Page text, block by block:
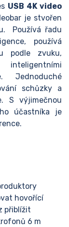
USB 4K video
je stvořen
Používá řadu
používá
podle zvuku,
Jednoduché
schůzky a
S výjimečnou
účastníka je
hovořící
přiblížit
6 m